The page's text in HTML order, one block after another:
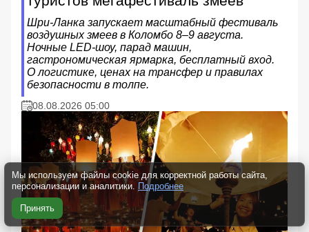
Шри-Ланка запускает масштабный фестиваль
воздушных змеев в Коломбо 8–9 августа.
Ночные LED-шоу, парад машин,
гастрономическая ярмарка, бесплатный вход.
О логистике, ценах на трансфер и правилах
безопасности в толпе.
08.08.2026 05:00
Мы используем файлы cookie для корректной работы сайта,
персонализации и аналитики. Подробнее
Принять